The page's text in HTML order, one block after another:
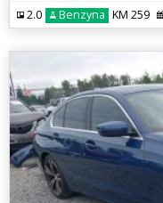
2.0 Benzyna KM 259